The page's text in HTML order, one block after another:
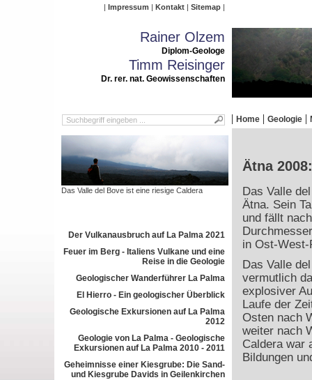
Impressum Kontakt Sitemap
Rainer Olzem
Diplom-Geologe
Timm Reisinger
Dr. rer. nat. Geowissenschaften
Home Geologie
Das Valle del Bove ist eine riesige Caldera
Der Vulkanausbruch auf La Palma 2021
Feuer im Berg - Italiens Vulkane und eine
Reise in die Geologie
Geologischer Wanderführer La Palma
El Hierro - Ein geologischer Überblick
Geologische Exkursionen auf La Palma
2012
Geologie von La Palma - Geologische
Exkursionen auf La Palma 2010 - 2011
Geheimnisse einer Kiesgrube: Die Sand-
und Kiesgrube Davids in Geilenkirchen
Ätna
Das Valle
Ätna. Sein
und fällt
in Ost-
Das Valle
vermutlich
explosiver
Laufe der
Osten nach
weiter nach
Caldera war
Bildungen